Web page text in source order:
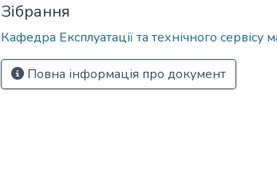
Зібрання
Кафедра Експлуатації та технічного сервісу
Повна інформація про документ